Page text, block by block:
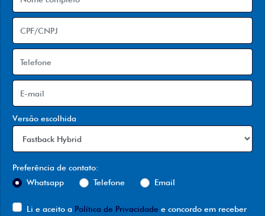
Versão escolhida
Preferência de contato:
Whatsapp
Telefone Email
Li e aceito a Política de Privacidade e concordo em receber